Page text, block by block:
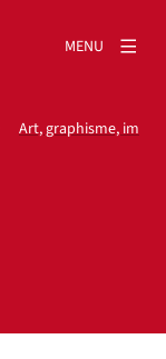
MENU
Art, graphisme,